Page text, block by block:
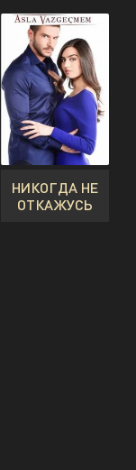
НИКОГДА НЕ
ОТКАЖУСЬ